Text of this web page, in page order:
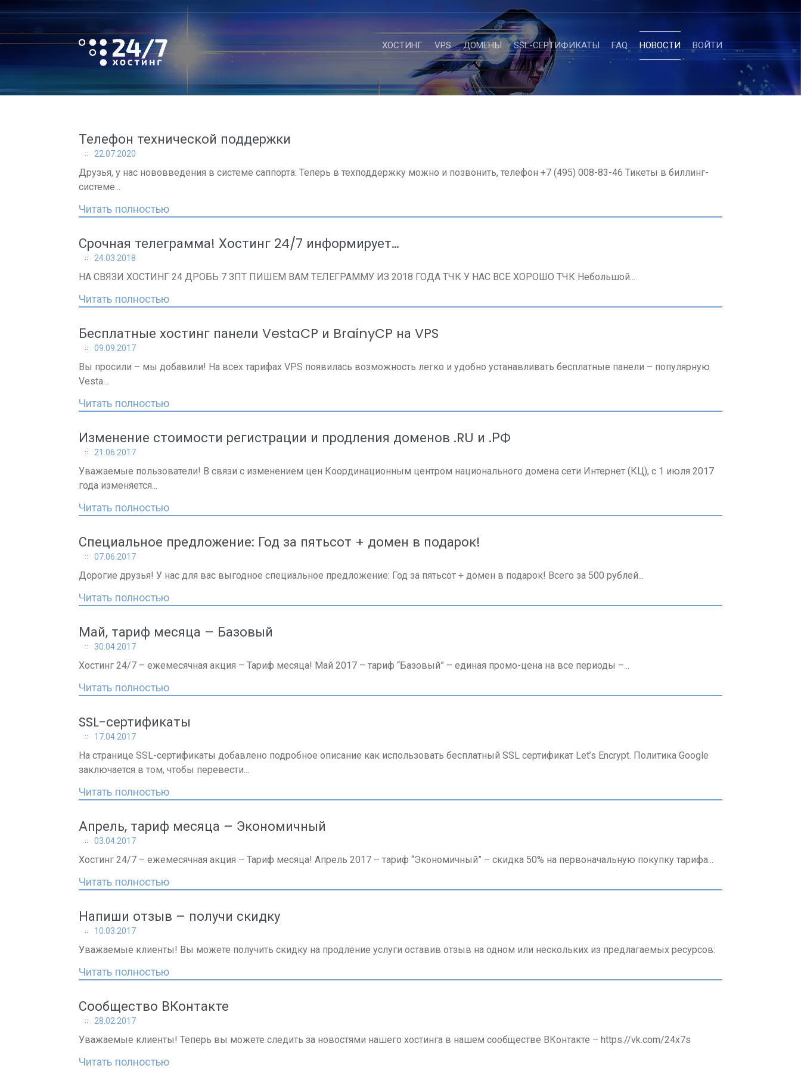
content
ХОСТИНГ VPS ДОМЕНЫ SSL-СЕРТИФИКАТЫ FAQ НОВОСТИ ВОЙТИ
Новости
Телефон технической поддержки
22.07.2020
Друзья, у нас нововведения в системе саппорта: Теперь в техподдержку можно и позвонить, телефон +7 (495) 008-83-46 Тикеты в биллинг-
системе...
Читать полностью
Срочная телеграмма! Хостинг 24/7 информирует…
24.03.2018
НА СВЯЗИ ХОСТИНГ 24 ДРОБЬ 7 ЗПТ ПИШЕМ ВАМ ТЕЛЕГРАММУ ИЗ 2018 ГОДА ТЧК У НАС ВСЁ ХОРОШО ТЧК Небольшой...
Читать полностью
Бесплатные хостинг панели VestaCP и BrainyCP на VPS
09.09.2017
Вы просили – мы добавили! На всех тарифах VPS появилась возможность легко и удобно устанавливать бесплатные панели – популярную
Vesta...
Читать полностью
Изменение стоимости регистрации и продления доменов .RU и .РФ
21.06.2017
Уважаемые пользователи! В связи с изменением цен Координационным центром национального домена сети Интернет (КЦ), с 1 июля 2017
года изменяется...
Читать полностью
Специальное предложение: Год за пятьсот + домен в подарок!
07.06.2017
Дорогие друзья! У нас для вас выгодное специальное предложение: Год за пятьсот + домен в подарок! Всего за 500 рублей...
Читать полностью
Май, тариф месяца – Базовый
30.04.2017
Хостинг 24/7 – ежемесячная акция – Тариф месяца! Май 2017 – тариф “Базовый” – единая промо-цена на все периоды –...
Читать полностью
SSL-сертификаты
17.04.2017
На странице SSL-сертификаты добавлено подробное описание как использовать бесплатный SSL сертификат Let’s Encrypt. Политика Google
заключается в том, чтобы перевести...
Читать полностью
Апрель, тариф месяца – Экономичный
03.04.2017
Хостинг 24/7 – ежемесячная акция – Тариф месяца! Апрель 2017 – тариф “Экономичный” – скидка 50% на первоначальную покупку тарифа...
Читать полностью
Напиши отзыв – получи скидку
10.03.2017
Уважаемые клиенты! Вы можете получить скидку на продление услуги оставив отзыв на одном или нескольких из предлагаемых ресурсов:
Читать полностью
Сообщество ВКонтакте
28.02.2017
Уважаемые клиенты! Теперь вы можете следить за новостями нашего хостинга в нашем сообществе ВКонтакте – https://vk.com/24x7s
Читать полностью